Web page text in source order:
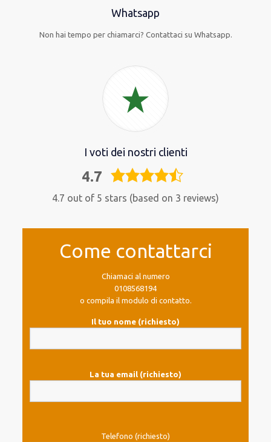
Whatsapp
Non hai tempo per chiamarci? Contattaci su Whatsapp.
I voti dei nostri clienti
4.7
4,7
4.7 out of 5 stars (based on 3 reviews)
Come contattarci
Chiamaci al numero
0108568194
o compila il modulo di contatto.
Il tuo nome (richiesto)
La tua email (richiesto)
Telefono (richiesto)